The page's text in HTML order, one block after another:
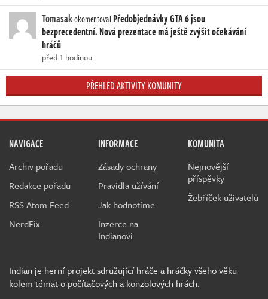
Tomasakokomentoval Předobjednávky GTA 6 jsou
bezprecedentní. Nová prezentace má ještě zvýšit očekávání
hráčů
před 1 hodinou
PŘEHLED AKTIVITY KOMUNITY
NAVIGACE
Archiv pořadu
Redakce pořadu
RSS Atom Feed
NerdFix
INFORMACE
Zásady ochrany
Pravidla užívání
Jak hodnotíme
Inzerce na
Indianovi
KOMUNITA
Nejnovější
příspěvky
Žebříček uživatelů
Indian je herní projekt sdružující hráče a hráčky všeho věku
kolem témat o počítačových a konzolových hrách.